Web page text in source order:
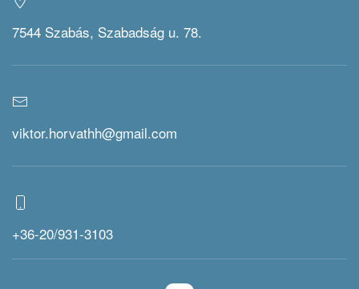
7544 Szabás, Szabadság u. 78.
viktor.horvathh@gmail.com
+36-20/931-3103